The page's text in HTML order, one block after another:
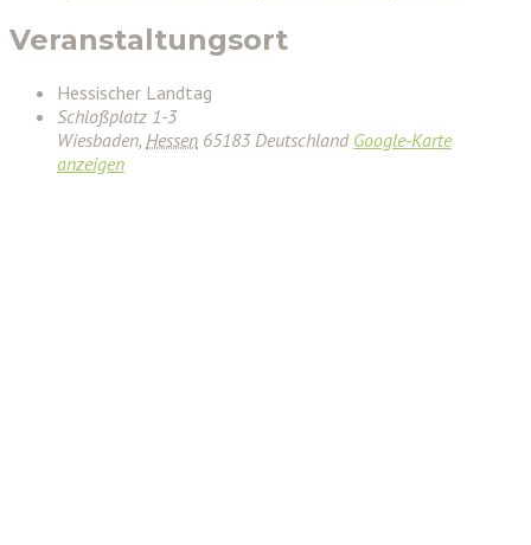
Veranstaltungsort
Hessischer Landtag
Schloßplatz 1-3
Wiesbaden, Hessen 65183 Deutschland Google-Karte
anzeigen